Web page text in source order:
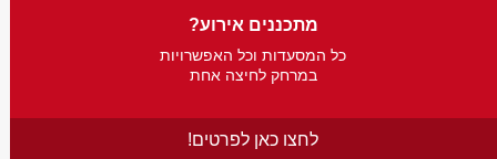
מתכננים אירוע?
כל המסעדות וכל האפשרויות
במרחק לחיצה אחת
לחצו כאן לפרטים!